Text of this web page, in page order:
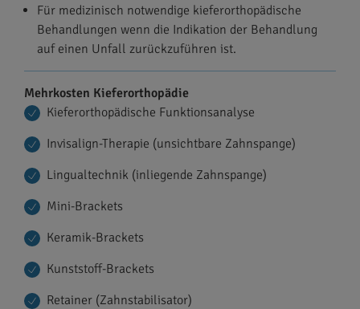
Für medizinisch notwendige kieferorthopädische
Behandlungen wenn die Indikation der Behandlung
auf einen Unfall zurückzuführen ist.
Mehrkosten Kieferorthopädie
Kieferorthopädische Funktionsanalyse
Invisalign-Therapie (unsichtbare Zahnspange)
Lingualtechnik (inliegende Zahnspange)
Mini-Brackets
Keramik-Brackets
Kunststoff-Brackets
Retainer (Zahnstabilisator)